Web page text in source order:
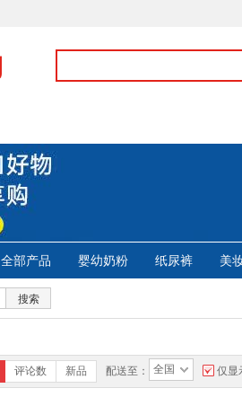
全部产品 婴幼奶粉 纸尿裤 美
搜索
评论数 新品 配送至： 全国 仅显